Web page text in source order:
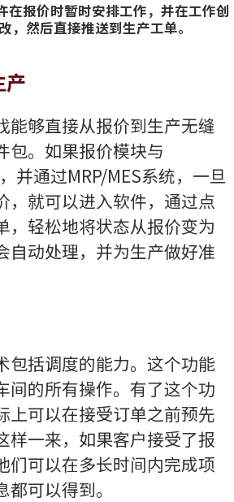
在报价时暂时安排工作，并在工作创
，然后直接推送到生产工单。
产
能够直接从报价到生产无缝
包。如果报价模块与
并通过MRP/MES系统，一旦
，就可以进入软件，通过点
，轻松地将状态从报价变为
自动处理，并为生产做好准
包括调度的能力。这个功能
间的所有操作。有了这个功
上可以在接受订单之前预先
样一来，如果客户接受了报
们可以在多长时间内完成项
可以得到。